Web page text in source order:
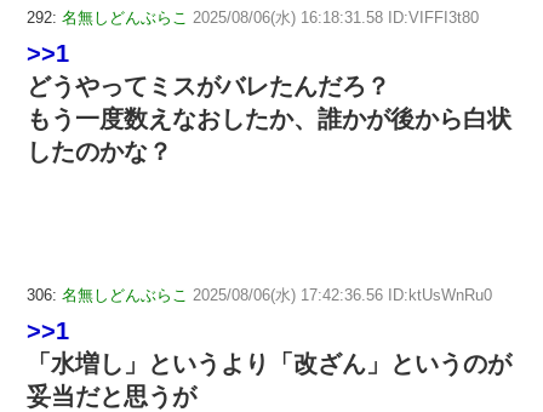
292: 名無しどんぶらこ 2025/08/06(水) 16:18:31.58 ID:VIFFI3t80
>>1
どうやってミスがバレたんだろ？
もう一度数えなおしたか、誰かが後から白状
したのかな？
306: 名無しどんぶらこ 2025/08/06(水) 17:42:36.56 ID:ktUsWnRu0
>>1
「水増し」というより「改ざん」というのが
妥当だと思うが